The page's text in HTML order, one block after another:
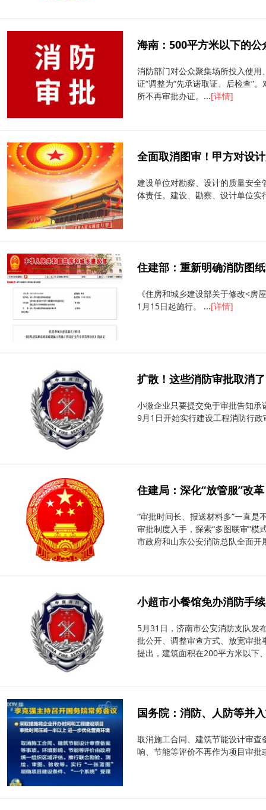
海南：500平方米以下的
消防部门对公众聚集场所投入使
证”调整为“先承诺取证、后检查”
所不再审批办证。...[详情]
全面取消图审！甲方对设
建设单位对勘察、设计的质量安
体责任。建设、勘察、设计单位实
住建部：重新明确消防图
《住房和城乡建设部关于修改<
1月15日起施行。 ...[详情]
扩散！这些消防审批取消
小微企业只要提交免于审批告知
9月1日开始实行建设工程消防行
住建局：深化“放管服”改
“审批时间长、报送材料多”一直是
审批制度入手，探索“多图联审”
市政府和山东公安消防总队全面开
小超市小餐馆免办消防手
5月31日，济南市公安消防支队发
批公开、调整审查方式、放宽审
提出，建筑面积在200平方米以下
国务院：消防、人防等并
取消施工合同、建筑节能设计审
响、节能等评价不再作为项目审